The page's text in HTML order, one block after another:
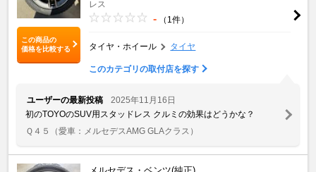
この商品の
価格を比較する
レス
- （1件）
タイヤ・ホイール タイヤ
このカテゴリの取付店を探す
ユーザーの最新投稿
2025年11月16日
初のTOYOのSUV用スタッドレス クルミの効果はどうかな？
Ｑ４５
（愛車：メルセデスAMG GLAクラス）